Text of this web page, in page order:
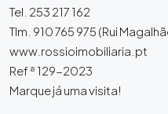
Tel. 253 217 162
Tlm. 910 765 975 (Rui
www.rossioimobiliaria.pt
Ref ª 129-2023
Marque já uma visita!